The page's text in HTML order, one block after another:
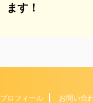
ます！
プロフィール お問い合